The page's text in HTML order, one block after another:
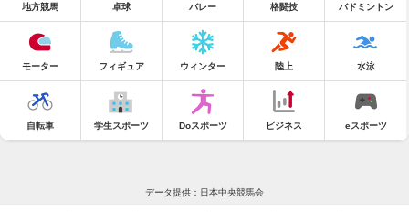
地方競馬 卓球 バレー 格闘技 バドミントン
モーター フィギュア ウィンター 陸上 水泳
自転車 学生スポーツ Doスポーツ ビジネス eスポーツ
データ提供：日本中央競馬会